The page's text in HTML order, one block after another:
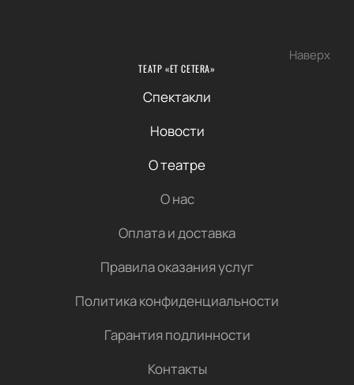
Наверх
ТЕАТР «ET CETERA»
Спектакли
Новости
О театре
О нас
Оплата и доставка
Правила оказания услуг
Политика конфиденциальности
Гарантия подлинности
Контакты